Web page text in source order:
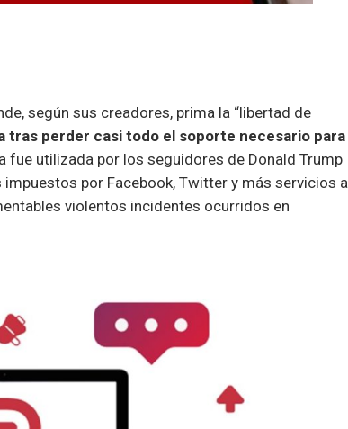
según sus creadores, prima la “libertad de
tras perder casi todo el soporte necesario para
fue utilizada por los seguidores de Donald Trump
por Facebook, Twitter y más servicios a
violentos incidentes ocurridos en